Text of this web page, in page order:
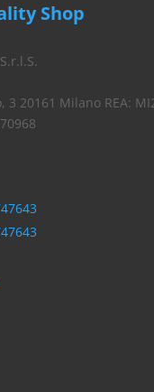
Shop
3 20161 Milano REA: